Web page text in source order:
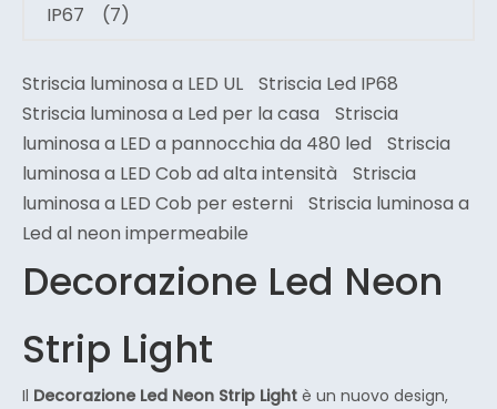
IP67
(7)
Striscia luminosa a LED UL
Striscia Led IP68
Striscia luminosa a Led per la casa
Striscia
luminosa a LED a pannocchia da 480 led
Striscia
luminosa a LED Cob ad alta intensità
Striscia
luminosa a LED Cob per esterni
Striscia luminosa a
Led al neon impermeabile
Decorazione Led Neon
Strip Light
Il Decorazione Led Neon Strip Light è un nuovo design,